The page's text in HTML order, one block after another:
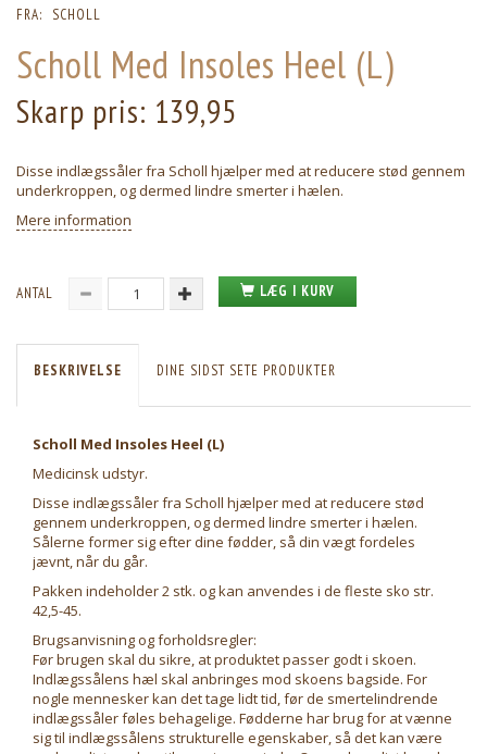
FRA: SCHOLL
Scholl Med Insoles Heel (L)
Skarp pris: 139,95
Disse indlægssåler fra Scholl hjælper med at reducere stød gennem
underkroppen, og dermed lindre smerter i hælen.
Mere information
ANTAL LÆG I KURV
BESKRIVELSE DINE SIDST SETE PRODUKTER
Scholl Med Insoles Heel (L)
Medicinsk udstyr.
Disse indlægssåler fra Scholl hjælper med at reducere stød
gennem underkroppen, og dermed lindre smerter i hælen.
Sålerne former sig efter dine fødder, så din vægt fordeles
jævnt, når du går.
Pakken indeholder 2 stk. og kan anvendes i de fleste sko str.
42,5-45.
Brugsanvisning og forholdsregler:
Før brugen skal du sikre, at produktet passer godt i skoen.
Indlægssålens hæl skal anbringes mod skoens bagside. For
nogle mennesker kan det tage lidt tid, før de smertelindrende
indlægssåler føles behagelige. Fødderne har brug for at vænne
sig til indlægssålens strukturelle egenskaber, så det kan være